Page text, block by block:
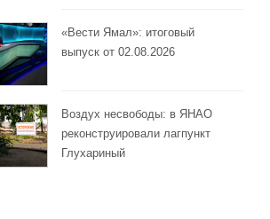
«Вести Ямал»: итоговый
выпуск от 02.08.2026
Воздух несвободы: в ЯНАО
реконструировали лагпункт
Глухариный